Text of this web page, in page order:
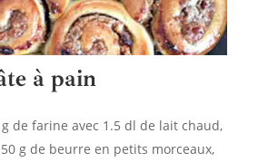
à pain
de farine avec 1.5 dl de lait chaud,
g de beurre en petits morceaux,